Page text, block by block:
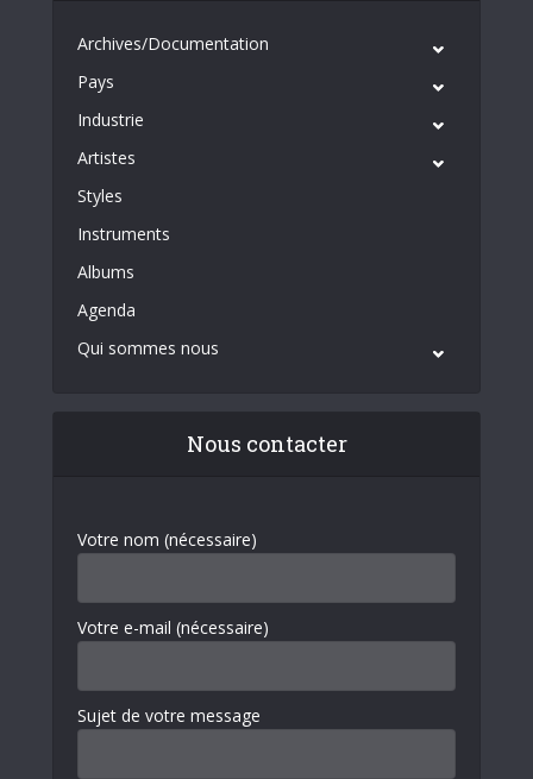
Archives/Documentation
Pays
Industrie
Artistes
Styles
Instruments
Albums
Agenda
Qui sommes nous
Nous contacter
Votre nom (nécessaire)
Votre e-mail (nécessaire)
Sujet de votre message